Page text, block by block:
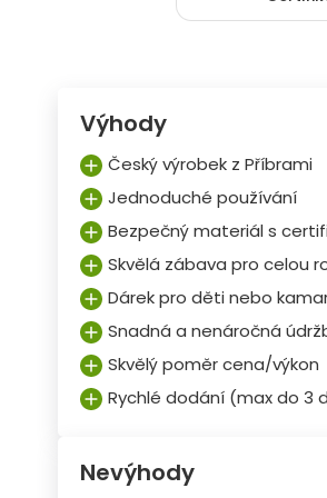
Výhody
Český výrobek z Příbrami
Jednoduché používání
Bezpečný materiál s
Skvělá zábava pro celou
Dárek pro děti nebo
Snadná a nenáročná
Skvělý poměr cena/výkon
Rychlé dodání (max do 3
Nevýhody